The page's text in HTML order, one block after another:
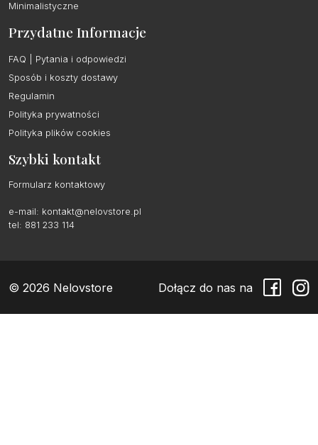
Minimalistyczne
Przydatne Informacje
FAQ | Pytania i odpowiedzi
Sposób i koszty dostawy
Regulamin
Polityka prywatności
Polityka plików cookies
Szybki kontakt
Formularz kontaktowy
e-mail: kontakt@nelovstore.pl
tel: 881 233 114
© 2026 Nelovstore Dołącz do nas na